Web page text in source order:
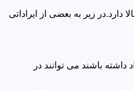
زیر به بعضی از ایراداتی
باشند می توانند در